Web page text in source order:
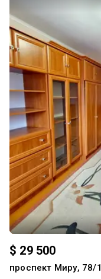
$ 29 500
проспект Миру, 78/1